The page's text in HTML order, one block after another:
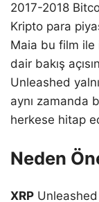
2017-2018
Kripto para
Maia bu film ile
dair bakış
Unleashed
aynı zamanda
herkese hitap
Neden
XRP Unleashed